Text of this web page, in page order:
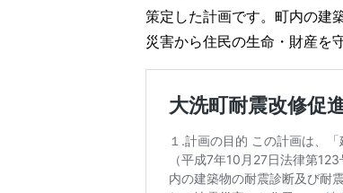
策定した計画です。町内の建
災害から住民の生命・財産を